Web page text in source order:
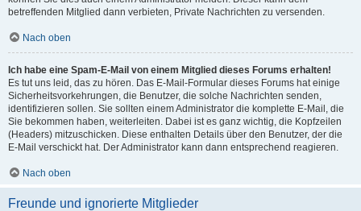
betreffenden Mitglied dann verbieten, Private Nachrichten zu versenden.
Nach oben
Ich habe eine Spam-E-Mail von einem Mitglied dieses Forums erhalten!
Es tut uns leid, das zu hören. Das E-Mail-Formular dieses Forums hat einige
Sicherheitsvorkehrungen, die Benutzer, die solche Nachrichten senden,
identifizieren sollen. Sie sollten einem Administrator die komplette E-Mail, die
Sie bekommen haben, weiterleiten. Dabei ist es ganz wichtig, die Kopfzeilen
(Headers) mitzuschicken. Diese enthalten Details über den Benutzer, der die
E-Mail verschickt hat. Der Administrator kann dann entsprechend reagieren.
Nach oben
Freunde und ignorierte Mitglieder